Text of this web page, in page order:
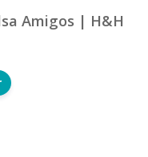
Amigos | H&H